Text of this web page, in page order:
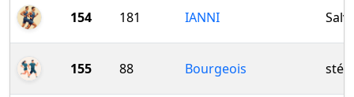
154 181 IANNI
155 88 Bourgeois